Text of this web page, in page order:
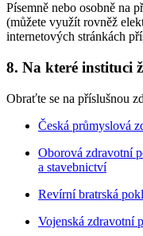
Písemně nebo osobně na
(můžete využít rovněž
internetových stránkách
8. Na které instituci
Obraťte se na příslušnou
Česká průmyslová
Oborová zdravotní
a stavebnictví
Revírní bratrská
Vojenská zdravotní